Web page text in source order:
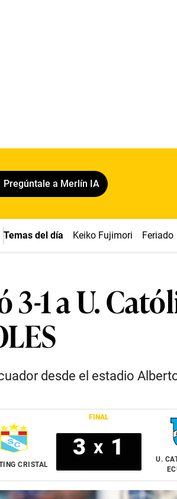
Pregúntale a Merlín IA
Temas del día Keiko Fujimori Feriado
1 a U.
desde el estadio
FINAL
CRISTAL
3 x 1
U.